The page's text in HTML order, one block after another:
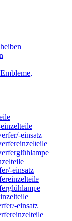
einsatz
einsatz
einsatz